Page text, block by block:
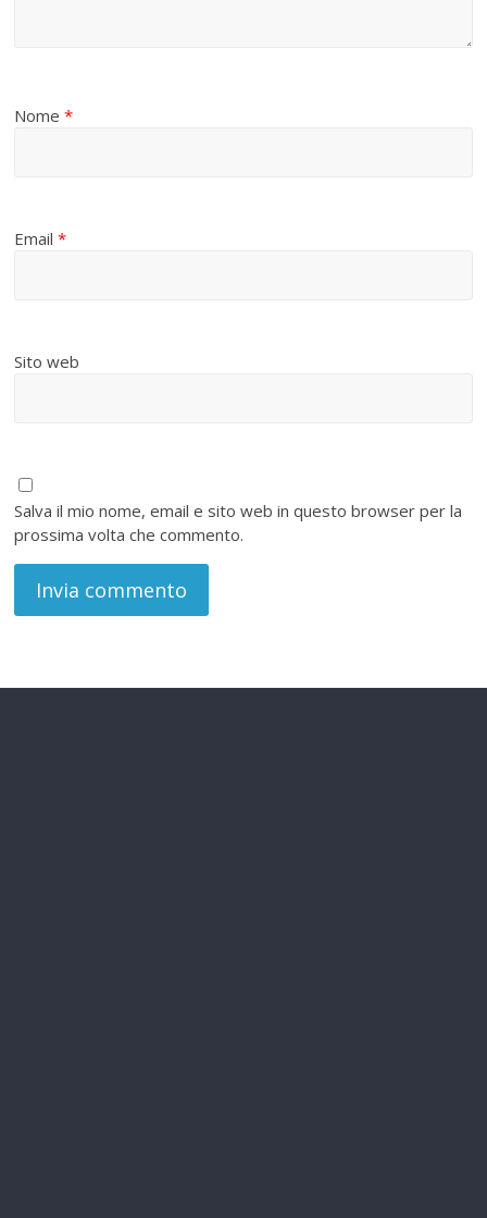
Nome*
Email*
Sito web
Salva il mio nome, email e sito web in questo browser per la
prossima volta che commento.